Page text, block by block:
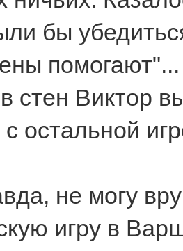
бы
стен Виктор
с остальной
не могу
игру в